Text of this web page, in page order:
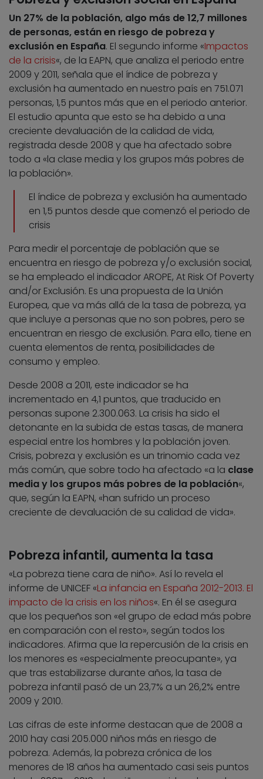
Un 27% de la población, algo más de 12,7 millones
de personas, están en riesgo de pobreza y
exclusión en España. El segundo informe «Impactos
de la crisis«, de la EAPN, que analiza el periodo entre
2009 y 2011, señala que el índice de pobreza y
exclusión ha aumentado en nuestro país en 751.071
personas, 1,5 puntos más que en el periodo anterior.
El estudio apunta que esto se ha debido a una
creciente devaluación de la calidad de vida,
registrada desde 2008 y que ha afectado sobre
todo a «la clase media y los grupos más pobres de
la población».
El índice de pobreza y exclusión ha aumentado
en 1,5 puntos desde que comenzó el periodo de
crisis
Para medir el porcentaje de población que se
encuentra en riesgo de pobreza y/o exclusión social,
se ha empleado el indicador AROPE, At Risk Of Poverty
and/or Exclusión. Es una propuesta de la Unión
Europea, que va más allá de la tasa de pobreza, ya
que incluye a personas que no son pobres, pero se
encuentran en riesgo de exclusión. Para ello, tiene en
cuenta elementos de renta, posibilidades de
consumo y empleo.
Desde 2008 a 2011, este indicador se ha
incrementado en 4,1 puntos, que traducido en
personas supone 2.300.063. La crisis ha sido el
detonante en la subida de estas tasas, de manera
especial entre los hombres y la población joven.
Crisis, pobreza y exclusión es un trinomio cada vez
más común, que sobre todo ha afectado «a la clase
media y los grupos más pobres de la población«,
que, según la EAPN, «han sufrido un proceso
creciente de devaluación de su calidad de vida».
Pobreza infantil, aumenta la tasa
«La pobreza tiene cara de niño». Así lo revela el
informe de UNICEF «La infancia en España 2012-2013. El
impacto de la crisis en los niños«. En él se asegura
que los pequeños son «el grupo de edad más pobre
en comparación con el resto», según todos los
indicadores. Afirma que la repercusión de la crisis en
los menores es «especialmente preocupante», ya
que tras estabilizarse durante años, la tasa de
pobreza infantil pasó de un 23,7% a un 26,2% entre
2009 y 2010.
Las cifras de este informe destacan que de 2008 a
2010 hay casi 205.000 niños más en riesgo de
pobreza. Además, la pobreza crónica de los
menores de 18 años ha aumentado casi seis puntos